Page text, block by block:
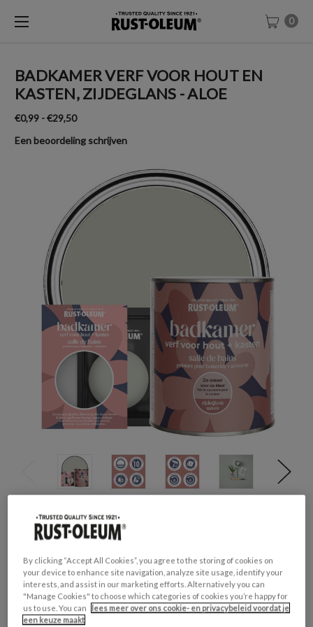
0
BADKAMER VERF VOOR HOUT EN
KASTEN, ZIJDEGLANS - ALOE
€0,99 - €29,50
Een beoordeling schrijven
Productveiligheid
Waarschuwing
veroorzaken.
H412 - Schadelijk voor in het water levende
organismen, met langdurige gevolgen.
By clicking “Accept All Cookies”, you agree to the storing of cookies on
your device to enhance site navigation, analyze site usage, identify your
interests, and assist in our marketing efforts. Alternatively you can
"Manage Cookies" to choose which categories of cookies you’re happy for
us to use. You can
lees meer over ons cookie- en privacybeleid voordat je
een keuze maakt